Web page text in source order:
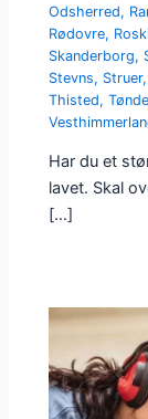
Odsherred,
Rødovre,
Skanderborg,
Stevns, Struer,
Thisted,
Har du et
lavet. Skal
[…]